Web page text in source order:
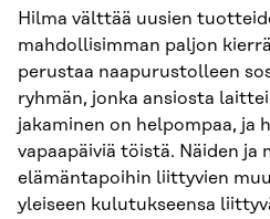
Hilma välttää uusien
mahdollisimman paljon
perustaa naapurustolleen
ryhmän, jonka ansiosta
jakaminen on helpompaa, ja
vapaapäiviä töistä. Näiden ja
elämäntapoihin liittyvien
yleiseen kulutukseensa